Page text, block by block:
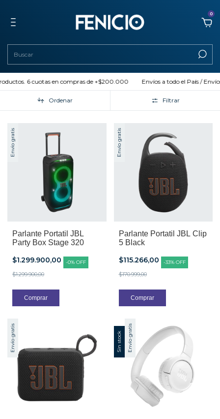
0
6 cuotas en compras de +$200.000 Envíos a todo el País /
Ordenar Filtrar
Envío gratis
Parlante Portatil JBL
Party Box Stage 320
$1.299.900,00 -0% OFF
$1.299.900,00
Envío gratis
Parlante Portatil JBL Clip
5 Black
$115.266,00 -33% OFF
$170.999,00
Envío gratis Sin stock Envío gratis